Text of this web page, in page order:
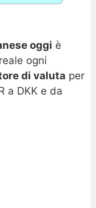
realeoggi è
ogni
di valuta per
a DKK e da